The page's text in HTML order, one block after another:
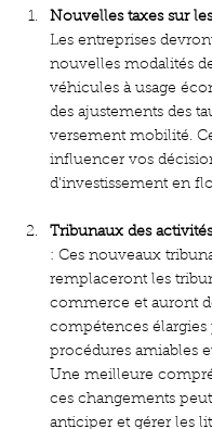
Nouvelles taxes sur
Les entreprises
nouvelles modalités
véhicules à usage
des ajustements des
versement mobilité.
influencer vos
d'investissement en
Tribunaux des
: Ces nouveaux
remplaceront les
commerce et auront
compétences élargies
procédures amiables
Une meilleure
ces changements
anticiper et gérer les